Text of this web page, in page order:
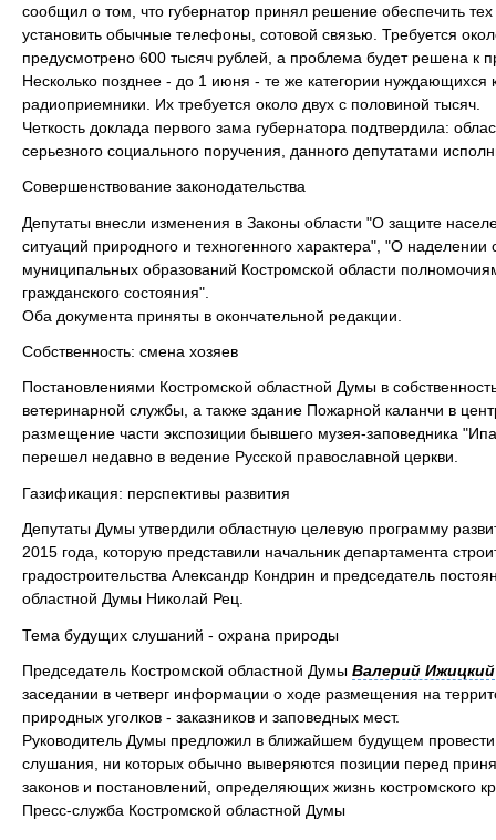
сообщил о том, что губернатор принял решение обеспечить
установить обычные телефоны, сотовой связью. Требуется
предусмотрено 600 тысяч рублей, а проблема будет решена к
Несколько позднее - до 1 июня - те же категории нуждающихся
радиоприемники. Их требуется около двух с половиной тысяч.
Четкость доклада первого зама губернатора подтвердила:
серьезного социального поручения, данного депутатами
Совершенствование законодательства
Депутаты внесли изменения в Законы области "О защите
ситуаций природного и техногенного характера", "О
муниципальных образований Костромской области
гражданского состояния".
Оба документа приняты в окончательной редакции.
Собственность: смена хозяев
Постановлениями Костромской областной Думы в
ветеринарной службы, а также здание Пожарной каланчи в
размещение части экспозиции бывшего музея-заповедника
перешел недавно в ведение Русской православной церкви.
Газификация: перспективы развития
Депутаты Думы утвердили областную целевую программу
2015 года, которую представили начальник департамента
градостроительства Александр Кондрин и председатель
областной Думы Николай Рец.
Тема будущих слушаний - охрана природы
Председатель Костромской областной Думы Валерий Ижицкий
заседании в четверг информации о ходе размещения на
природных уголков - заказников и заповедных мест.
Руководитель Думы предложил в ближайшем будущем провести
слушания, ни которых обычно выверяются позиции перед
законов и постановлений, определяющих жизнь костромского
Пресс-служба Костромской областной Думы